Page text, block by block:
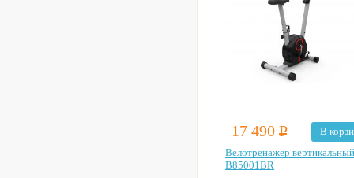
17 490 Р
В
Велотренажер
B85001BR